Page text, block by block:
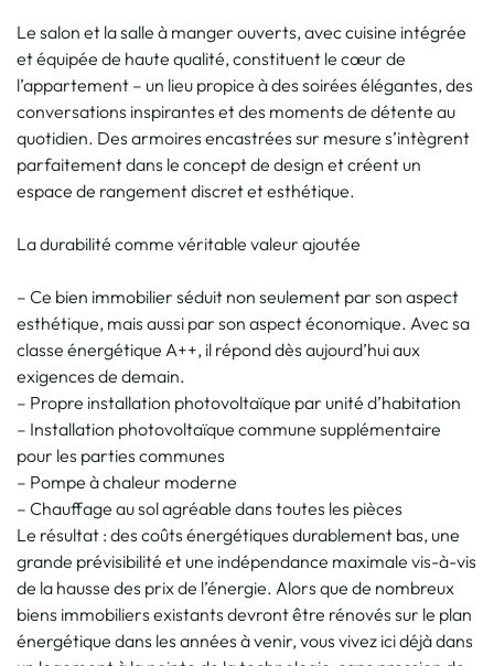
Le salon et la salle à manger ouverts, avec cuisine intégrée
et équipée de haute qualité, constituent le cœur de
l’appartement – un lieu propice à des soirées élégantes, des
conversations inspirantes et des moments de détente au
quotidien. Des armoires encastrées sur mesure s’intègrent
parfaitement dans le concept de design et créent un
espace de rangement discret et esthétique.
La durabilité comme véritable valeur ajoutée
– Ce bien immobilier séduit non seulement par son aspect
esthétique, mais aussi par son aspect économique. Avec sa
classe énergétique A++, il répond dès aujourd’hui aux
exigences de demain.
– Propre installation photovoltaïque par unité d’habitation
– Installation photovoltaïque commune supplémentaire
pour les parties communes
– Pompe à chaleur moderne
– Chauffage au sol agréable dans toutes les pièces
Le résultat : des coûts énergétiques durablement bas, une
grande prévisibilité et une indépendance maximale vis-à-vis
de la hausse des prix de l’énergie. Alors que de nombreux
biens immobiliers existants devront être rénovés sur le plan
énergétique dans les années à venir, vous vivez ici déjà dans